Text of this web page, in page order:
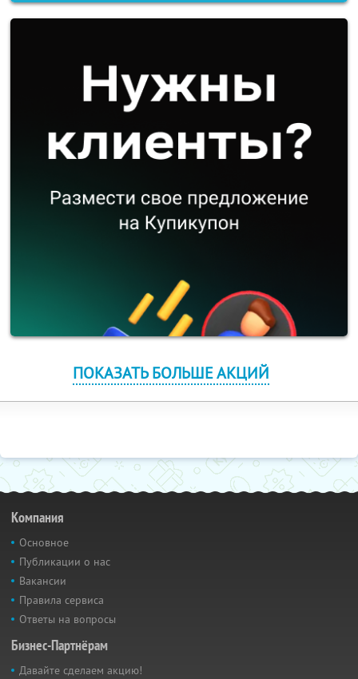
ПОКАЗАТЬ БОЛЬШЕ АКЦИЙ
Компания
Основное
Публикации о нас
Вакансии
Правила сервиса
Ответы на вопросы
Бизнес-Партнёрам
Давайте сделаем акцию!